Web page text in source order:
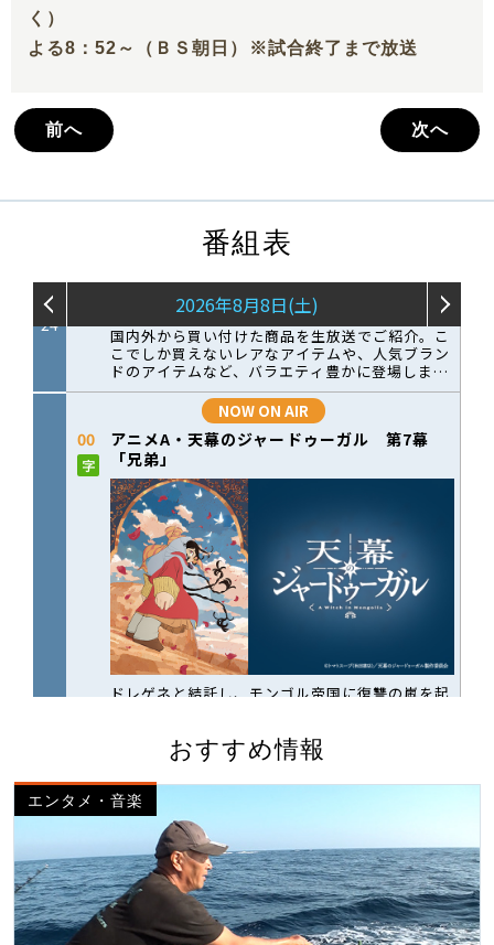
く）
よる8：52～（ＢＳ朝日）※試合終了まで放送
前へ 次へ
番組表
おすすめ情報
エンタメ・音楽